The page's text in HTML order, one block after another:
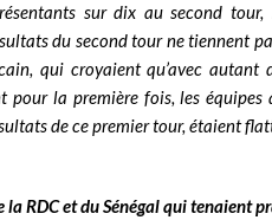
sur dix au second
du second tour ne tiennent
qui croyaient qu’avec autant
pour la première fois, les
de ce premier tour, étaient
la RDC et du Sénégal qui tenaient